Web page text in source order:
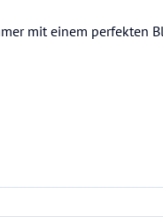
mit einem perfekten